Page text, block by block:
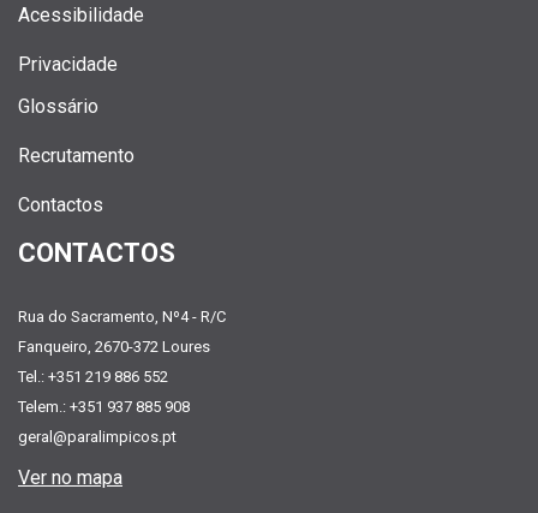
Acessibilidade
Privacidade
Glossário
Recrutamento
Contactos
CONTACTOS
Rua do Sacramento, Nº4 - R/C
Fanqueiro, 2670-372 Loures
Tel.: +351 219 886 552
Telem.: +351 937 885 908
geral@paralimpicos.pt
Ver no mapa